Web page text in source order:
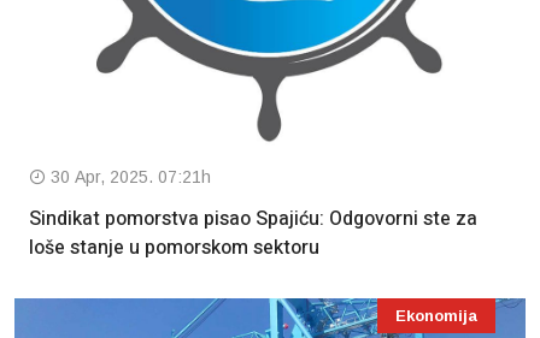
30 Apr, 2025. 07:21h
Sindikat pomorstva pisao Spajiću: Odgovorni ste za
loše stanje u pomorskom sektoru
Ekonomija